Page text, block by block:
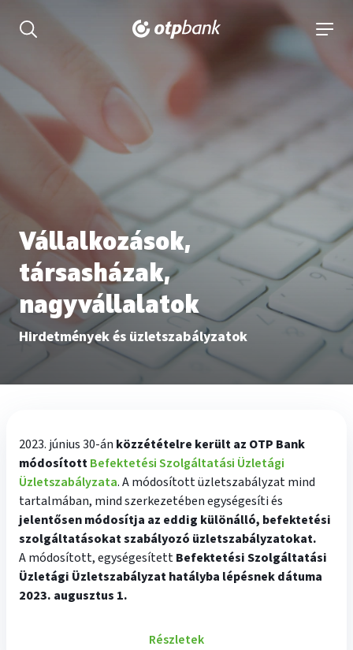
Keresés kinyitása
Vállalkozások,
társasházak,
nagyvállalatok
Hirdetmények és üzletszabályzatok
2023. június 30-án közzétételre került az OTP Bank
módosítottBefektetési Szolgáltatási Üzletági
Üzletszabályzata. A módosított üzletszabályzat mind
tartalmában, mind szerkezetében egységesíti és
jelentősen módosítja az eddig különálló, befektetési
szolgáltatásokat szabályozó üzletszabályzatokat.
A módosított, egységesítettBefektetési Szolgáltatási
Üzletági Üzletszabályzat hatályba lépésnek dátuma
2023. augusztus 1.
Részletek